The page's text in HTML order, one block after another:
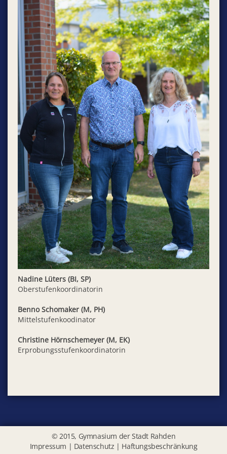
Nadine Lüters (BI, SP)
Oberstufenkoordinatorin
Benno Schomaker (M, PH)
Mittelstufenkoodinator
Christine Hörnschemeyer (M, EK)
Erprobungsstufenkoordinatorin
© 2015, Gymnasium der Stadt Rahden
Impressum | Datenschutz | Haftungsbeschränkung